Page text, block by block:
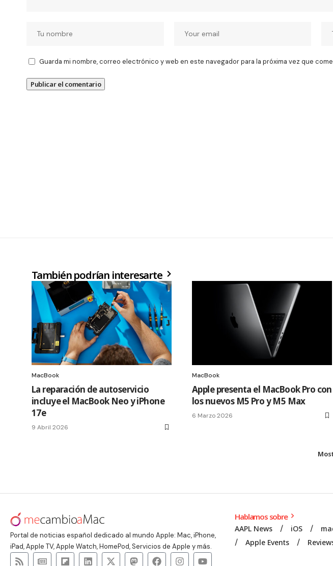
Guarda mi nombre, correo electrónico y web en este navegador para la próxima vez que
También podrían interesarte
MacBook
La reparación de autoservicio
incluye el MacBook Neo y iPhone
17e
9 Abril 2026
MacBook
Apple presenta el MacBook Pro con
los nuevos M5 Pro y M5 Max
6 Marzo 2026
Portal de noticias español dedicado al mundo Apple: Mac, iPhone,
iPad, Apple TV, Apple Watch, HomePod, Servicios de Apple y más.
Hablamos sobre
AAPL News iOS
Apple Events